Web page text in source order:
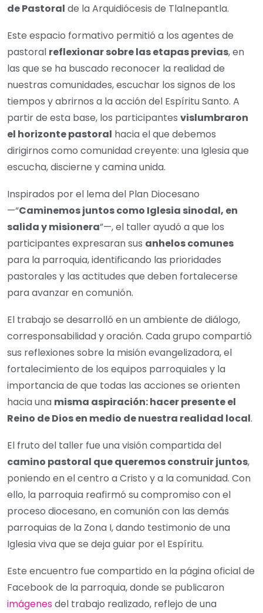
de Pastoral de la Arquidiócesis de Tlalnepantla.
Este espacio formativo permitió a los agentes de
pastoral reflexionar sobre las etapas previas, en
las que se ha buscado reconocer la realidad de
nuestras comunidades, escuchar los signos de los
tiempos y abrirnos a la acción del Espíritu Santo. A
partir de esta base, los participantes vislumbraron
el horizonte pastoral hacia el que debemos
dirigirnos como comunidad creyente: una Iglesia que
escucha, discierne y camina unida.
Inspirados por el lema del Plan Diocesano
—“Caminemos juntos como Iglesia sinodal, en
salida y misionera”—, el taller ayudó a que los
participantes expresaran sus anhelos comunes
para la parroquia, identificando las prioridades
pastorales y las actitudes que deben fortalecerse
para avanzar en comunión.
El trabajo se desarrolló en un ambiente de diálogo,
corresponsabilidad y oración. Cada grupo compartió
sus reflexiones sobre la misión evangelizadora, el
fortalecimiento de los equipos parroquiales y la
importancia de que todas las acciones se orienten
hacia una misma aspiración: hacer presente el
Reino de Dios en medio de nuestra realidad local.
El fruto del taller fue una visión compartida del
camino pastoral que queremos construir juntos,
poniendo en el centro a Cristo y a la comunidad. Con
ello, la parroquia reafirmó su compromiso con el
proceso diocesano, en comunión con las demás
parroquias de la Zona I, dando testimonio de una
Iglesia viva que se deja guiar por el Espíritu.
Este encuentro fue compartido en la página oficial de
Facebook de la parroquia, donde se publicaron
imágenesdel trabajo realizado, reflejo de una